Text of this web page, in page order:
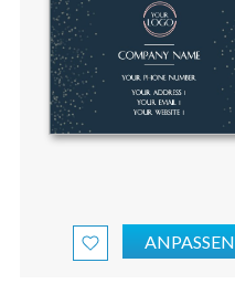
ANPASSEN